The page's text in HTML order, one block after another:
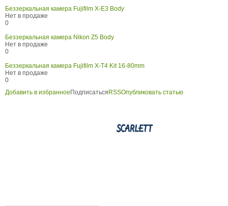
Беззеркальная камера Fujifilm X-E3 Body
Нет в продаже
0
Беззеркальная камера Nikon Z5 Body
Нет в продаже
0
Беззеркальная камера Fujifilm X-T4 Kit 16-80mm
Нет в продаже
0
Добавить в избранное Подписаться RSSОпубликовать статью